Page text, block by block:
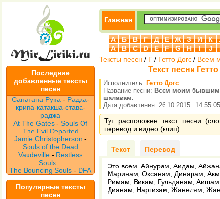
Последние
добавленные тексты
песен
Санатана Рупа - Радха-
крипа-катакша-става-
раджа
At The Gates -Souls Of
The Evil Departed
Jamie Christopherson -
Souls of the Dead
Vaudeville- Restless
Souls...
The Bouncing Souls - DFA
Популярные тексты
песен
Главная
А Б В Г Д Е Ж З И К
A
B C D E F G H I J
Тексты песен / Г / Гетто Догс / Всем
Текст песни
Исполнитель: Гетто Догс
Название песни: Всем моим бывшим
шалавам.
Дата добавления: 26.10.2015 | 14:55:05
Тут расположен текст песни
перевод и видео (клип).
Текст Перевод
Это всем, Айнурам, Аидам,
Маринам, Оксанам, Динарам,
Римам, Викам, Гульданам,
Дианам, Наргизам, Жанелям,